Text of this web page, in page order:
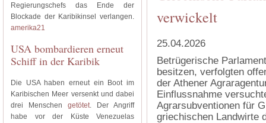
Regierungschefs das Ende der
Blockade der Karibikinsel verlangen.
amerika21
USA bombardieren erneut
Schiff in der Karibik
Die USA haben erneut ein Boot im
Karibischen Meer versenkt und dabei
drei Menschen getötet. Der Angriff
habe vor der Küste Venezuelas
verwickelt
25.04.2026
Betrügerische
besitzen, verfolgten
der Athener
Einflussnahme
Agrarsubventionen für
griechischen Landwirte